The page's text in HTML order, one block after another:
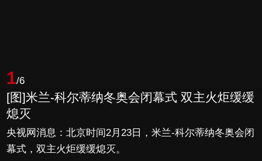
1/6
[图]米兰-科尔蒂纳冬奥会闭幕式 双主火炬缓缓
熄灭
央视网消息：北京时间2月23日，米兰-科尔蒂纳冬奥会闭
幕式，双主火炬缓缓熄灭。